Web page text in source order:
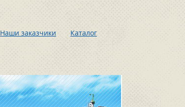
Наши заказчики Каталог